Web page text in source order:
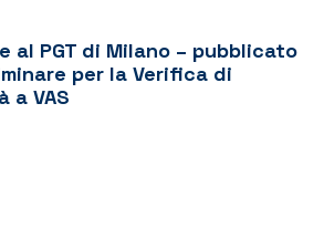
al PGT di Milano – pubblicato
per la Verifica di
a VAS